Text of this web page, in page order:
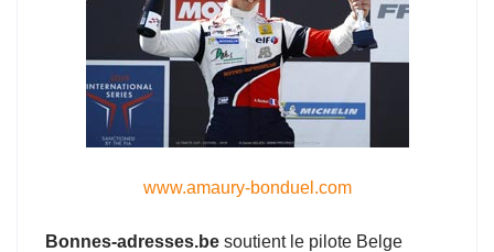
www.amaury-bonduel.com
Bonnes-adresses.be soutient le pilote Belge